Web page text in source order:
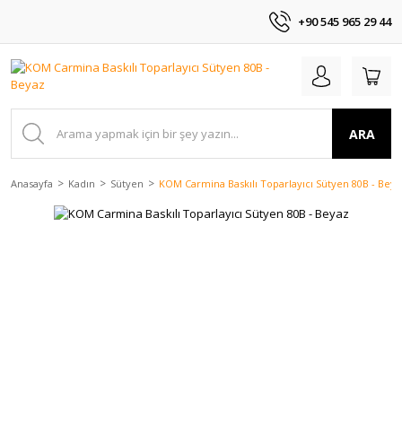
+90 545 965 29 44
ARA
Anasayfa Kadın Sütyen KOM Carmina Baskılı Toparlayıcı Sütyen 80B -